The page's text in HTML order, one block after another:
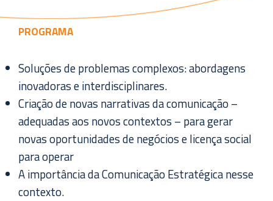
PROGRAMA
Soluções de problemas complexos: abordagens
inovadoras e interdisciplinares.
Criação de novas narrativas da comunicação –
adequadas aos novos contextos – para gerar
novas oportunidades de negócios e licença social
para operar
A importância da Comunicação Estratégica nesse
contexto.